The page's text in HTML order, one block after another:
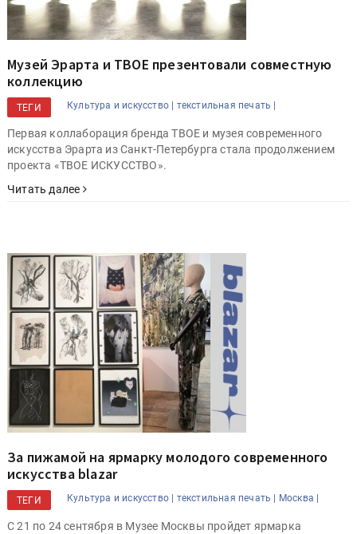
Музей Эрарта и ТВОЕ презентовали совместную
коллекцию
ТЕГИ Культура и искусство | текстильная печать |
Первая коллаборация бренда ТВОЕ и музея современного
искусства Эрарта из Санкт-Петербурга стала продолжением
проекта «ТВОЕ ИСКУССТВО».
Читать далее
За пижамой на ярмарку молодого современного
искусства blazar
ТЕГИ Культура и искусство | текстильная печать | Москва |
С 21 по 24 сентября в Музее Москвы пройдет ярмарка